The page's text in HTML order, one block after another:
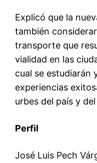
Explicó que la
también
transporte que
vialidad en las
cual se estudiarán
experiencias
urbes del país y
Perfil
José Luis Pech